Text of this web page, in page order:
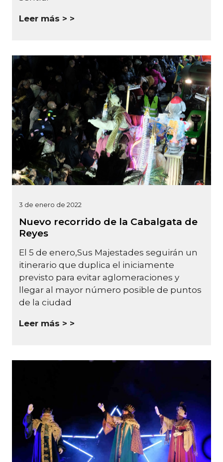
Leer más >
3 de enero de 2022
Nuevo recorrido de la Cabalgata de
Reyes
El 5 de enero,Sus Majestades seguirán un
itinerario que duplica el iniciamente
previsto para evitar aglomeraciones y
llegar al mayor número posible de puntos
de la ciudad
Leer más >